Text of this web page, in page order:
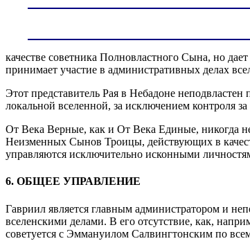
качестве советника Полновластного Сына, но
принимает участие в административных делах
Этот представитель Рая в Небадоне
локальной вселенной, за исключением контроля
От Века Верные, как и От Века Единые, никогда
Неизменных Сынов Троицы, действующих в
управляются исключительно исконными
6. ОБЩЕЕ УПРАВЛЕНИЕ
Гавриил является главным администратором и
вселенскими делами. В его отсутствие, как,
советуется с Эммануилом Салвингтонским по